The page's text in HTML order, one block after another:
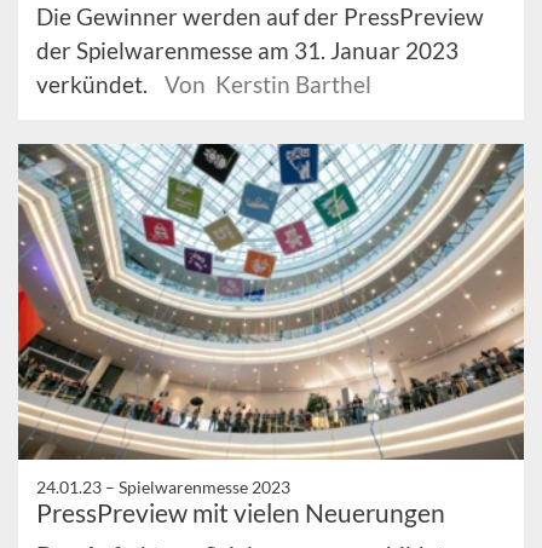
Die Gewinner werden auf der PressPreview
der Spielwarenmesse am 31. Januar 2023
verkündet.
Von Kerstin Barthel
24.01.23 – Spielwarenmesse 2023
PressPreview mit vielen Neuerungen